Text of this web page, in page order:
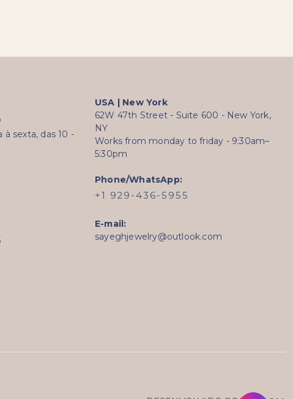
sexta, das 10 -
USA | New York
62W 47th Street - Suite 600 - New York,
NY
Works from monday to friday - 9:30am–
5:30pm
Phone/WhatsApp:
+1 929-436-5955
E-mail:
sayeghjewelry@outlook.com